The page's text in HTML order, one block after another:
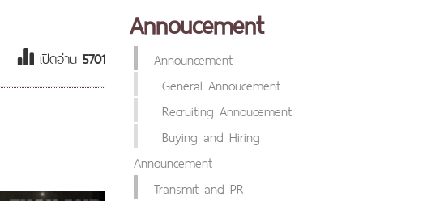
เปิดอ่าน 5701
Annoucement
Announcement
General Annoucement
Recruiting Annoucement
Buying and Hiring
Announcement
Transmit and PR